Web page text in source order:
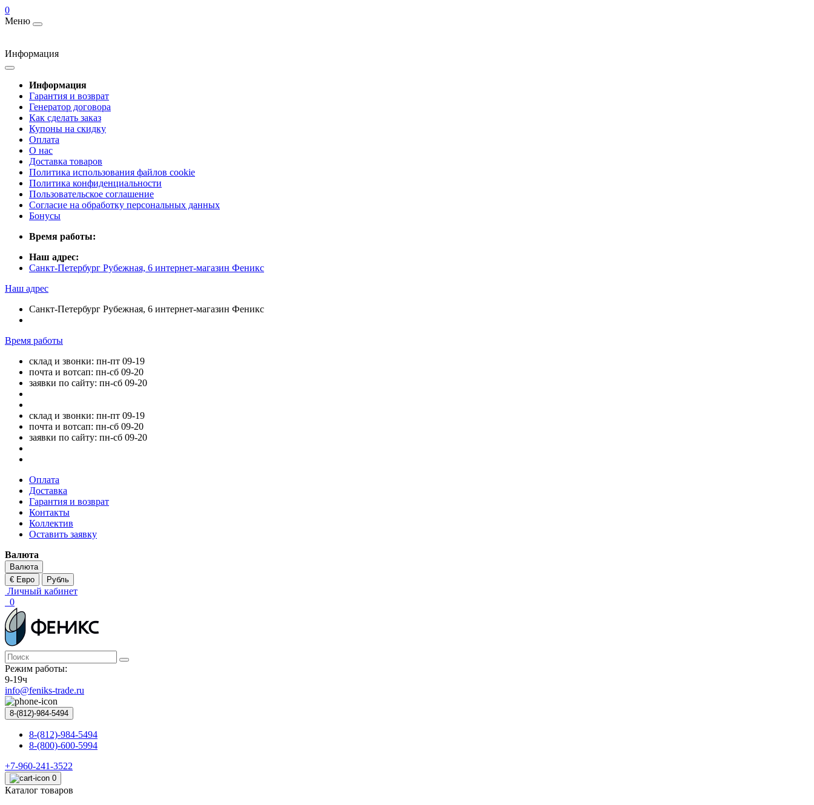
0
Меню
Информация
Информация
Гарантия и возврат
Генератор договора
Как сделать заказ
Купоны на скидку
Оплата
О нас
Доставка товаров
Политика использования файлов cookie
Политика конфиденциальности
Пользовательское соглашение
Согласие на обработку персональных данных
Бонусы
Время работы:
Наш адрес:
Санкт-Петербург Рубежная, 6 интернет-магазин Феникс
Наш адрес
Санкт-Петербург Рубежная, 6 интернет-магазин Феникс
Время работы
склад и звонки: пн-пт 09-19
почта и вотсап: пн-сб 09-20
заявки по сайту: пн-сб 09-20
склад и звонки: пн-пт 09-19
почта и вотсап: пн-сб 09-20
заявки по сайту: пн-сб 09-20
Оплата
Доставка
Гарантия и возврат
Контакты
Коллектив
Оставить заявку
Валюта
Валюта
€ Евро
Рубль
Личный кабинет
0
Режим работы:
9-19ч
info@feniks-trade.ru
8-(812)-984-5494
8-(812)-984-5494
8-(800)-600-5994
+7-960-241-3522
0
Каталог товаров